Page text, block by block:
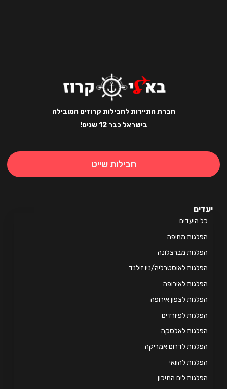
חברת התיירות לחבילות קרוזים המובילה
בישראל כבר 12 שנים!
חבילות שייט
היעדים
מחיפה
מברצלונה
לאוסטרליה/ניו זילנד
לאירופה
לצפון אירופה
לפיורדים
לאלסקה
לדרום אמריקה
להוואי
לים התיכון